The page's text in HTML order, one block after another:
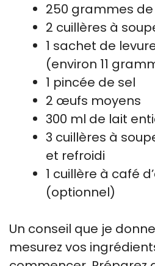
250 grammes
2 cuillères à
1 sachet de
(environ 11
1 pincée de sel
2 œufs moyens
300 ml de lait
3 cuillères à
et refroidi
1 cuillère à café
(optionnel)
Un conseil que je
mesurez vos